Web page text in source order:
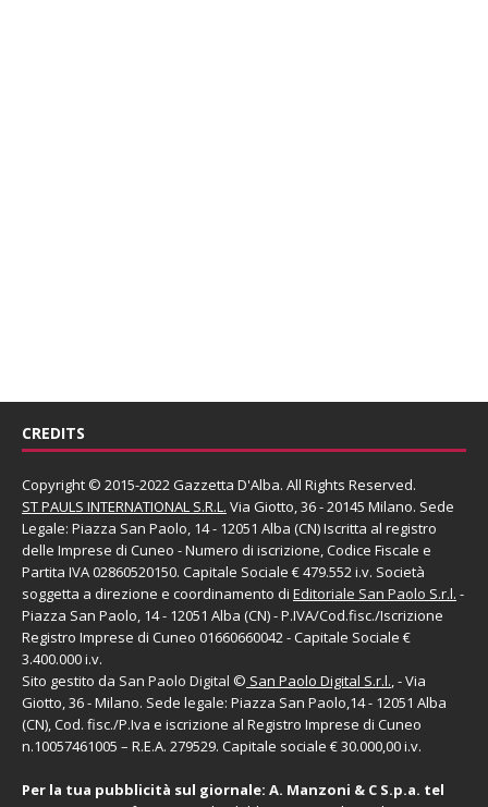
CREDITS
Copyright © 2015-2022 Gazzetta D'Alba. All Rights Reserved.
ST PAULS INTERNATIONAL S.R.L. Via Giotto, 36 - 20145 Milano. Sede
Legale: Piazza San Paolo, 14 - 12051 Alba (CN) Iscritta al registro
delle Imprese di Cuneo - Numero di iscrizione, Codice Fiscale e
Partita IVA 02860520150. Capitale Sociale € 479.552 i.v. Società
soggetta a direzione e coordinamento di Editoriale San Paolo S.r.l. -
Piazza San Paolo, 14 - 12051 Alba (CN) - P.IVA/Cod.fisc./Iscrizione
Registro Imprese di Cuneo 01660660042 - Capitale Sociale €
3.400.000 i.v.
Sito gestito da San Paolo Digital © San Paolo Digital S.r.l., - Via
Giotto, 36 - Milano. Sede legale: Piazza San Paolo,14 - 12051 Alba
(CN), Cod. fisc./P.Iva e iscrizione al Registro Imprese di Cuneo
n.10057461005 – R.E.A. 279529. Capitale sociale € 30.000,00 i.v.
Per la tua pubblicità sul giornale: A. Manzoni & C S.p.a. tel